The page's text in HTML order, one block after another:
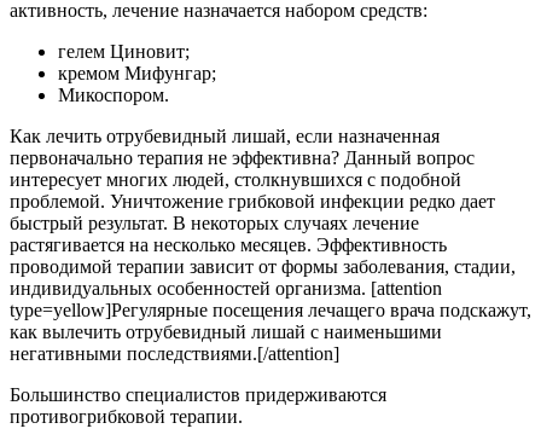
активность, лечение назначается набором средств:
гелем Циновит;
кремом Мифунгар;
Микоспором.
Как лечить отрубевидный лишай, если назначенная
первоначально терапия не эффективна? Данный вопрос
интересует многих людей, столкнувшихся с подобной
проблемой. Уничтожение грибковой инфекции редко дает
быстрый результат. В некоторых случаях лечение
растягивается на несколько месяцев. Эффективность
проводимой терапии зависит от формы заболевания, стадии,
индивидуальных особенностей организма. [attention
type=yellow]Регулярные посещения лечащего врача подскажут,
как вылечить отрубевидный лишай с наименьшими
негативными последствиями.[/attention]
Большинство специалистов придерживаются
противогрибковой терапии.